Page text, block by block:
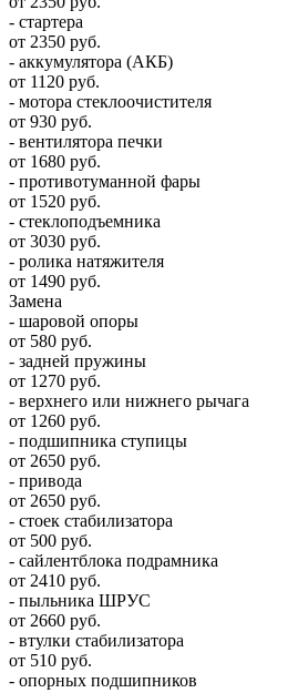
- стартера
от 2350 руб.
- аккумулятора (АКБ)
от 1120 руб.
- мотора стеклоочистителя
от 930 руб.
- вентилятора печки
от 1680 руб.
- противотуманной фары
от 1520 руб.
- стеклоподъемника
от 3030 руб.
- ролика натяжителя
от 1490 руб.
Замена
- шаровой опоры
от 580 руб.
- задней пружины
от 1270 руб.
- верхнего или нижнего рычага
от 1260 руб.
- подшипника ступицы
от 2650 руб.
- привода
от 2650 руб.
- стоек стабилизатора
от 500 руб.
- сайлентблока подрамника
от 2410 руб.
- пыльника ШРУС
от 2660 руб.
- втулки стабилизатора
от 510 руб.
- опорных подшипников